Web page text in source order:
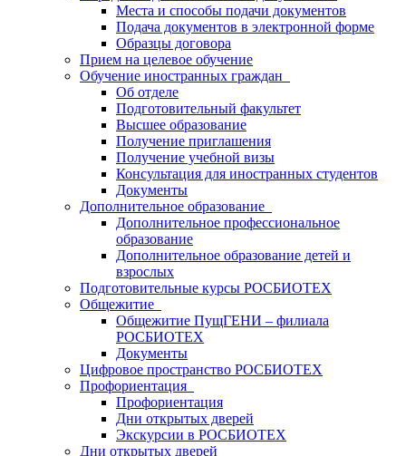
Места и способы подачи документов
Подача документов в электронной форме
Образцы договора
Прием на целевое обучение
Обучение иностранных граждан
Об отделе
Подготовительный факультет
Высшее образование
Получение приглашения
Получение учебной визы
Консультация для иностранных студентов
Документы
Дополнительное образование
Дополнительное профессиональное
образование
Дополнительное образование детей и
взрослых
Подготовительные курсы РОСБИОТЕХ
Общежитие
Общежитие ПущГЕНИ – филиала
РОСБИОТЕХ
Документы
Цифровое пространство РОСБИОТЕХ
Профориентация
Профориентация
Дни открытых дверей
Экскурсии в РОСБИОТЕХ
Дни открытых дверей